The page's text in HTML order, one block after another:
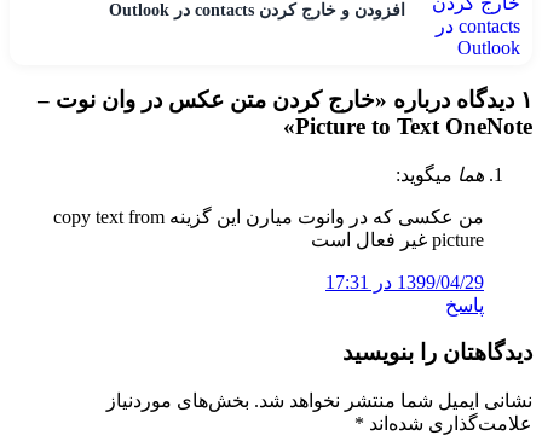
افزودن و خارج کردن contacts در Outlook
۱ دیدگاه درباره «
خارج کردن متن عکس در وان نوت –
Picture to Text OneNote
»
هما میگوید:
من عکسی که در وانوت میارن این گزینه copy text from
picture غیر فعال است
1399/04/29 در 17:31
پاسخ
دیدگاهتان را بنویسید
نشانی ایمیل شما منتشر نخواهد شد. بخش‌های موردنیاز
علامت‌گذاری شده‌اند *